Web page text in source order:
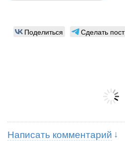
Поделиться Сделать пост
Написать комментарий